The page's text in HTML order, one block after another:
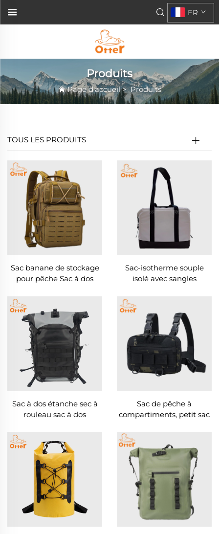
FR
Produits
Page d'accueil>Produits
TOUS LES PRODUITS
Sac banane de stockage
pour pêche Sac à dos
Sac-isotherme souple
isolé avec sangles
Sac à dos étanche sec à
rouleau sac à dos
Sac de pêche à
compartiments, petit sac